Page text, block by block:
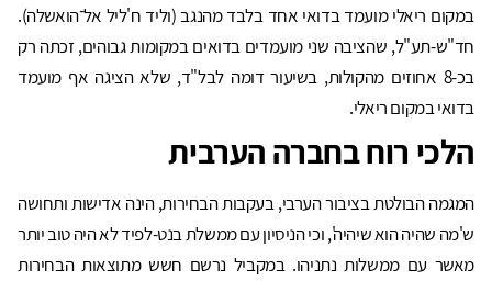
במקום ריאלי מועמד בדואי אחד בלבד מהנגב (וליד ח'ליל אל־הואשלה).
חד"ש-תע"ל, שהציבה שני מועמדים בדואים במקומות גבוהים, זכתה רק
בכ-8 אחוזים מהקולות, בשיעור דומה לבל"ד, שלא הציגה אף מועמד
בדואי במקום ריאלי.
הלכי רוח בחברה הערבית
המגמה הבולטת בציבור הערבי, בעקבות הבחירות, הינה אדישות ותחושה
ש'מה שהיה הוא שיהיה', וכי הניסיון עם ממשלת בנט-לפיד לא היה טוב יותר
מאשר עם ממשלות נתניהו. במקביל נרשם חשש מתוצאות הבחירות